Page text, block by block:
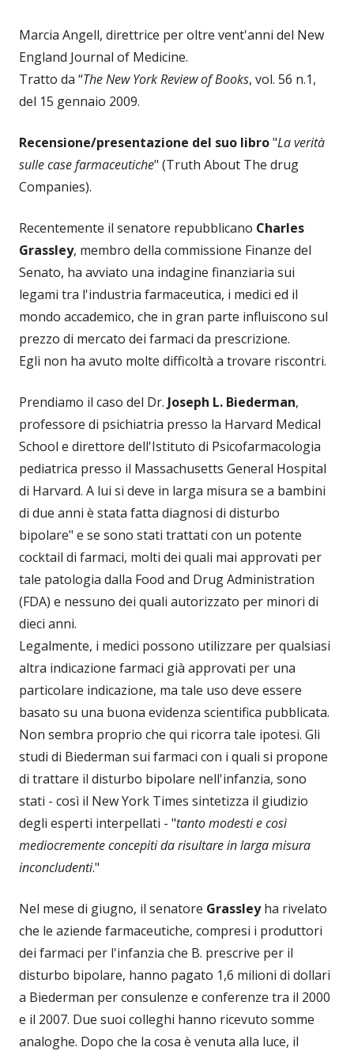
Marcia Angell, direttrice per oltre vent'anni del New
England Journal of Medicine.
Tratto da “The New York Review of Books, vol. 56 n.1,
del 15 gennaio 2009.
Recensione/presentazione del suo libro"La verità
sulle case farmaceutiche" (Truth About The drug
Companies).
Recentemente il senatore repubblicano Charles
Grassley, membro della commissione Finanze del
Senato, ha avviato una indagine finanziaria sui
legami tra l'industria farmaceutica, i medici ed il
mondo accademico, che in gran parte influiscono sul
prezzo di mercato dei farmaci da prescrizione.
Egli non ha avuto molte difficoltà a trovare riscontri.
Prendiamo il caso del Dr. Joseph L. Biederman,
professore di psichiatria presso la Harvard Medical
School e direttore dell'Istituto di Psicofarmacologia
pediatrica presso il Massachusetts General Hospital
di Harvard. A lui si deve in larga misura se a bambini
di due anni è stata fatta diagnosi di disturbo
bipolare" e se sono stati trattati con un potente
cocktail di farmaci, molti dei quali mai approvati per
tale patologia dalla Food and Drug Administration
(FDA) e nessuno dei quali autorizzato per minori di
dieci anni.
Legalmente, i medici possono utilizzare per qualsiasi
altra indicazione farmaci già approvati per una
particolare indicazione, ma tale uso deve essere
basato su una buona evidenza scientifica pubblicata.
Non sembra proprio che qui ricorra tale ipotesi. Gli
studi di Biederman sui farmaci con i quali si propone
di trattare il disturbo bipolare nell'infanzia, sono
stati - così il New York Times sintetizza il giudizio
degli esperti interpellati - "tanto modesti e così
mediocremente concepiti darisultare in larga misura
inconcludenti."
Nel mese di giugno, il senatore Grassleyha rivelato
che le aziende farmaceutiche, compresi i produttori
dei farmaci per l'infanzia che B. prescrive per il
disturbo bipolare, hanno pagato 1,6 milioni di dollari
a Biederman per consulenze e conferenze tra il 2000
e il 2007. Due suoi colleghi hanno ricevuto somme
analoghe. Dopo che la cosa è venuta alla luce, il